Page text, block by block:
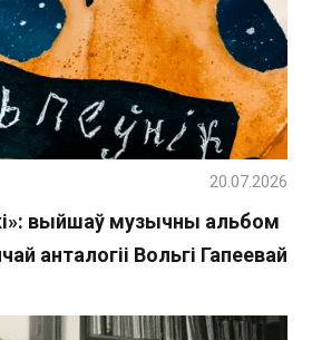
выйшаў музычны альбом
анталогіі Вольгі Гапеевай
20.07.2026